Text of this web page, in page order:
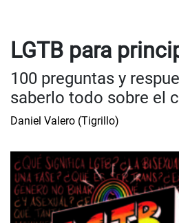
LGTB para
100 preguntas y
saberlo todo sobre el
Daniel Valero (Tigrillo)